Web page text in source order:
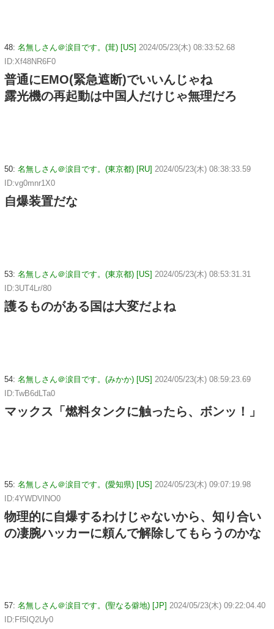
48: 名無しさん＠涙目です。(茸) [US] 2024/05/23(木) 08:33:52.68
ID:Xf48NR6F0
普通にEMO(緊急遮断)でいいんじゃね
露光機の再起動は中国人だけじゃ無理だろ
50: 名無しさん＠涙目です。(東京都) [RU] 2024/05/23(木) 08:38:33.59
ID:vg0mnr1X0
自爆装置だな
53: 名無しさん＠涙目です。(東京都) [US] 2024/05/23(木) 08:53:31.31
ID:3UT4Lr/80
護るものがある国は大変だよね
54: 名無しさん＠涙目です。(みかか) [US] 2024/05/23(木) 08:59:23.69
ID:TwB6dLTa0
マックス「燃料タンクに触ったら、ボンッ！」
55: 名無しさん＠涙目です。(愛知県) [US] 2024/05/23(木) 09:07:19.98
ID:4YWDVlNO0
物理的に自爆するわけじゃないから、知り合い
の凄腕ハッカーに頼んで解除してもらうのかな
57: 名無しさん＠涙目です。(聖なる僻地) [JP] 2024/05/23(木) 09:22:04.40
ID:Ff5IQ2Uy0